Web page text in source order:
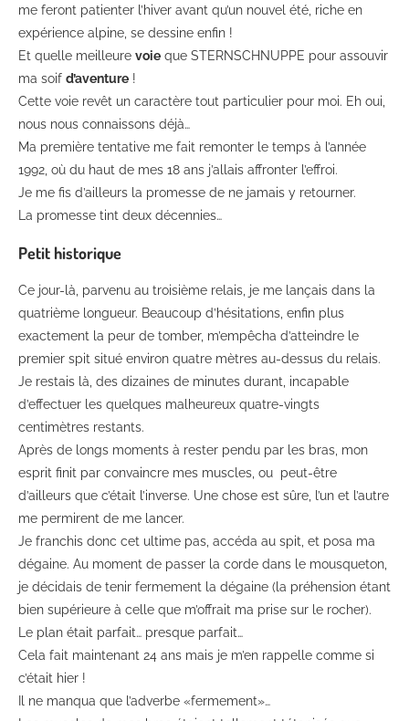
me feront patienter l’hiver avant qu’un nouvel été, riche en
expérience alpine, se dessine enfin !
Et quelle meilleure voie que STERNSCHNUPPE pour assouvir
ma soif d’aventure !
Cette voie revêt un caractère tout particulier pour moi. Eh oui,
nous nous connaissons déjà…
Ma première tentative me fait remonter le temps à l’année
1992, où du haut de mes 18 ans j’allais affronter l’effroi.
Je me fis d’ailleurs la promesse de ne jamais y retourner.
La promesse tint deux décennies…
Petit historique
Ce jour-là, parvenu au troisième relais, je me lançais dans la
quatrième longueur. Beaucoup d’hésitations, enfin plus
exactement la peur de tomber, m’empêcha d’atteindre le
premier spit situé environ quatre mètres au-dessus du relais.
Je restais là, des dizaines de minutes durant, incapable
d’effectuer les quelques malheureux quatre-vingts
centimètres restants.
Après de longs moments à rester pendu par les bras, mon
esprit finit par convaincre mes muscles, ou peut-être
d’ailleurs que c’était l’inverse. Une chose est sûre, l’un et l’autre
me permirent de me lancer.
Je franchis donc cet ultime pas, accéda au spit, et posa ma
dégaine. Au moment de passer la corde dans le mousqueton,
je décidais de tenir fermement la dégaine (la préhension étant
bien supérieure à celle que m’offrait ma prise sur le rocher).
Le plan était parfait… presque parfait…
Cela fait maintenant 24 ans mais je m’en rappelle comme si
c’était hier !
Il ne manqua que l’adverbe «fermement»…